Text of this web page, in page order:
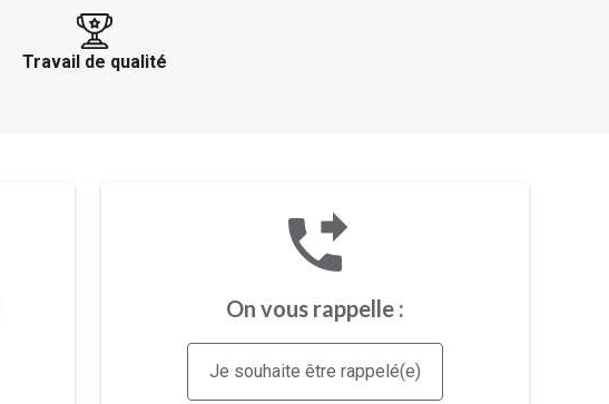
Travail de qualité
phone_forwarded
On vous rappelle :
Je souhaite être rappelé(e)